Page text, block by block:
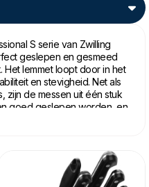
S serie van Zwilling
geslepen en gesmeed
Het lemmet loopt door in het
en stevigheid. Net als
zijn de messen uit één stuk
goed geslepen worden, en
lang mee te gaan.